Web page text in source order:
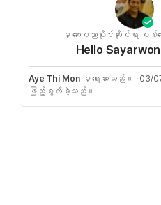
မှ ဆေးပညာပိုင်းဆိုင်ရာ စစ်ဆ
Hello
Aye Thi Monမှ ရေးသားသည်။ · 03/
ဖြည့်စွက်ခဲ့သည်။